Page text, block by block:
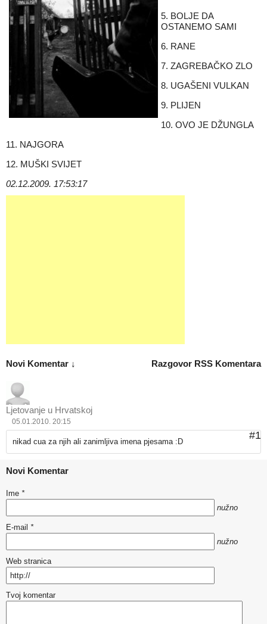
5. BOLJE DA
OSTANEMO SAMI
6. RANE
7. ZAGREBAČKO ZLO
8. UGAŠENI VULKAN
9. PLIJEN
10. OVO JE DŽUNGLA
11. NAJGORA
12. MUŠKI SVIJET
02.12.2009. 17:53:17
Razgovor RSS Komentara
Novi Komentar ↓
Ljetovanje u Hrvatskoj
05.01.2010. 20:15
#1
nikad cua za njih ali zanimljiva imena pjesama :D
Novi Komentar
Ime *
nužno
E-mail *
nužno
Web stranica
Tvoj komentar